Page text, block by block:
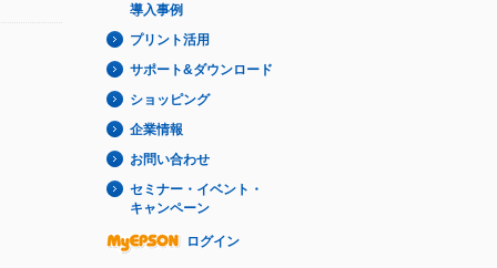
導入事例
プリント活用
サポート&ダウンロード
ショッピング
企業情報
お問い合わせ
セミナー・イベント・
キャンペーン
ログイン